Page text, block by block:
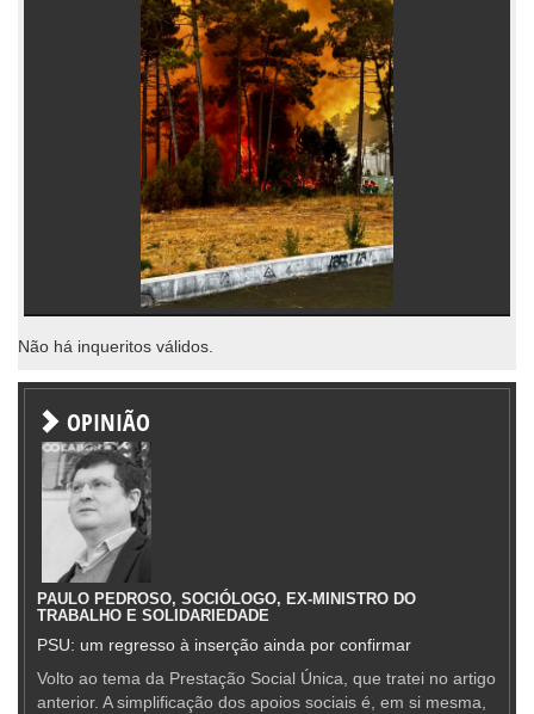
Não há inqueritos válidos.
OPINIÃO
PAULO PEDROSO, SOCIÓLOGO, EX-MINISTRO DO
TRABALHO E SOLIDARIEDADE
PSU: um regresso à inserção ainda por confirmar
Volto ao tema da Prestação Social Única, que tratei no artigo
anterior. A simplificação dos apoios sociais é, em si mesma,